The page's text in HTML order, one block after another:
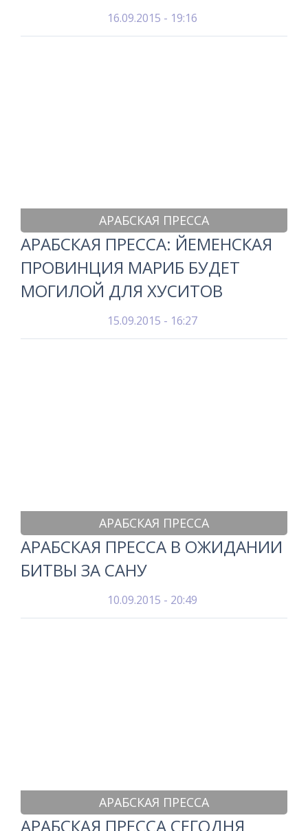
16.09.2015 - 19:16
АРАБСКАЯ ПРЕССА
АРАБСКАЯ ПРЕССА: ЙЕМЕНСКАЯ
ПРОВИНЦИЯ МАРИБ БУДЕТ
МОГИЛОЙ ДЛЯ ХУСИТОВ
15.09.2015 - 16:27
АРАБСКАЯ ПРЕССА
АРАБСКАЯ ПРЕССА В ОЖИДАНИИ
БИТВЫ ЗА САНУ
10.09.2015 - 20:49
АРАБСКАЯ ПРЕССА
АРАБСКАЯ ПРЕССА СЕГОДНЯ